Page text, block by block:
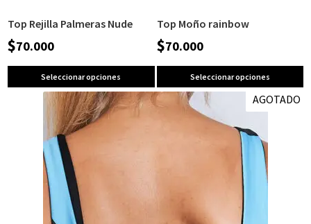
Top Rejilla Palmeras Nude
$70.000
Seleccionar opciones
Top Moño rainbow
$70.000
Seleccionar opciones
AGOTADO